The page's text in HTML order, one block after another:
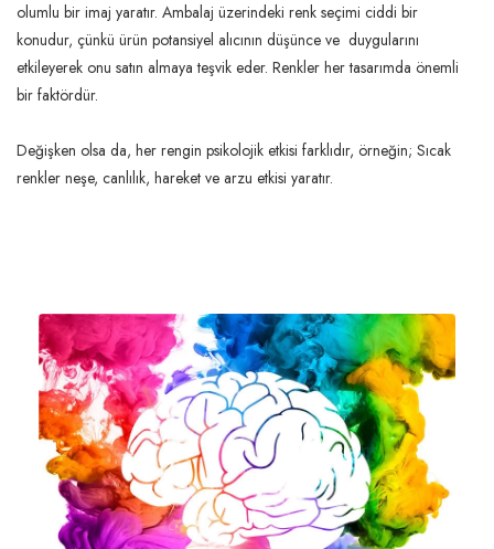
olumlu bir imaj yaratır. Ambalaj üzerindeki renk seçimi ciddi bir
konudur, çünkü ürün potansiyel alıcının düşünce ve  duygularını
etkileyerek onu satın almaya teşvik eder. Renkler her tasarımda önemli
bir faktördür.
Değişken olsa da, her rengin psikolojik etkisi farklıdır, örneğin; Sıcak
renkler neşe, canlılık, hareket ve arzu etkisi yaratır.